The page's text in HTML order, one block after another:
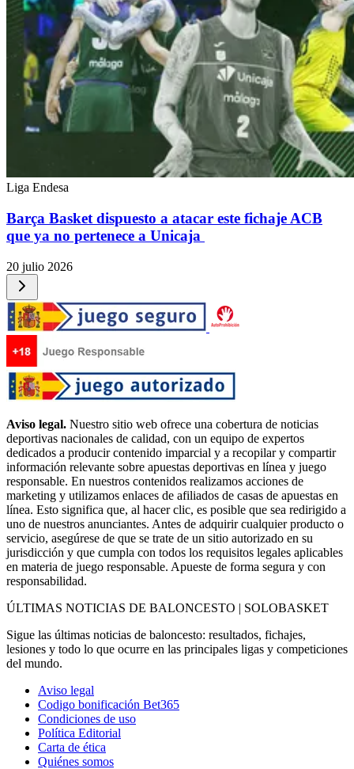
Liga Endesa
Barça Basket dispuesto a atacar este fichaje ACB
que ya no pertenece a Unicaja
20 julio 2026
Aviso legal. Nuestro sitio web ofrece una cobertura de noticias
deportivas nacionales de calidad, con un equipo de expertos
dedicados a producir contenido imparcial y a recopilar y compartir
información relevante sobre apuestas deportivas en línea y juego
responsable. En nuestros contenidos realizamos acciones de
marketing y utilizamos enlaces de afiliados de casas de apuestas en
línea. Esto significa que, al hacer clic, es posible que sea redirigido a
uno de nuestros anunciantes. Antes de adquirir cualquier producto o
servicio, asegúrese de que se trate de un sitio autorizado en su
jurisdicción y que cumpla con todos los requisitos legales aplicables
en materia de juego responsable. Apueste de forma segura y con
responsabilidad.
ÚLTIMAS NOTICIAS DE BALONCESTO | SOLOBASKET
Sigue las últimas noticias de baloncesto: resultados, fichajes,
lesiones y todo lo que ocurre en las principales ligas y competiciones
del mundo.
Aviso legal
Codigo bonificación Bet365
Condiciones de uso
Política Editorial
Carta de ética
Quiénes somos